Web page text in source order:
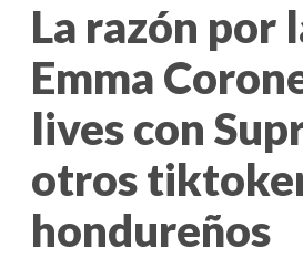
La razón por
Emma
lives con
otros
hondureños